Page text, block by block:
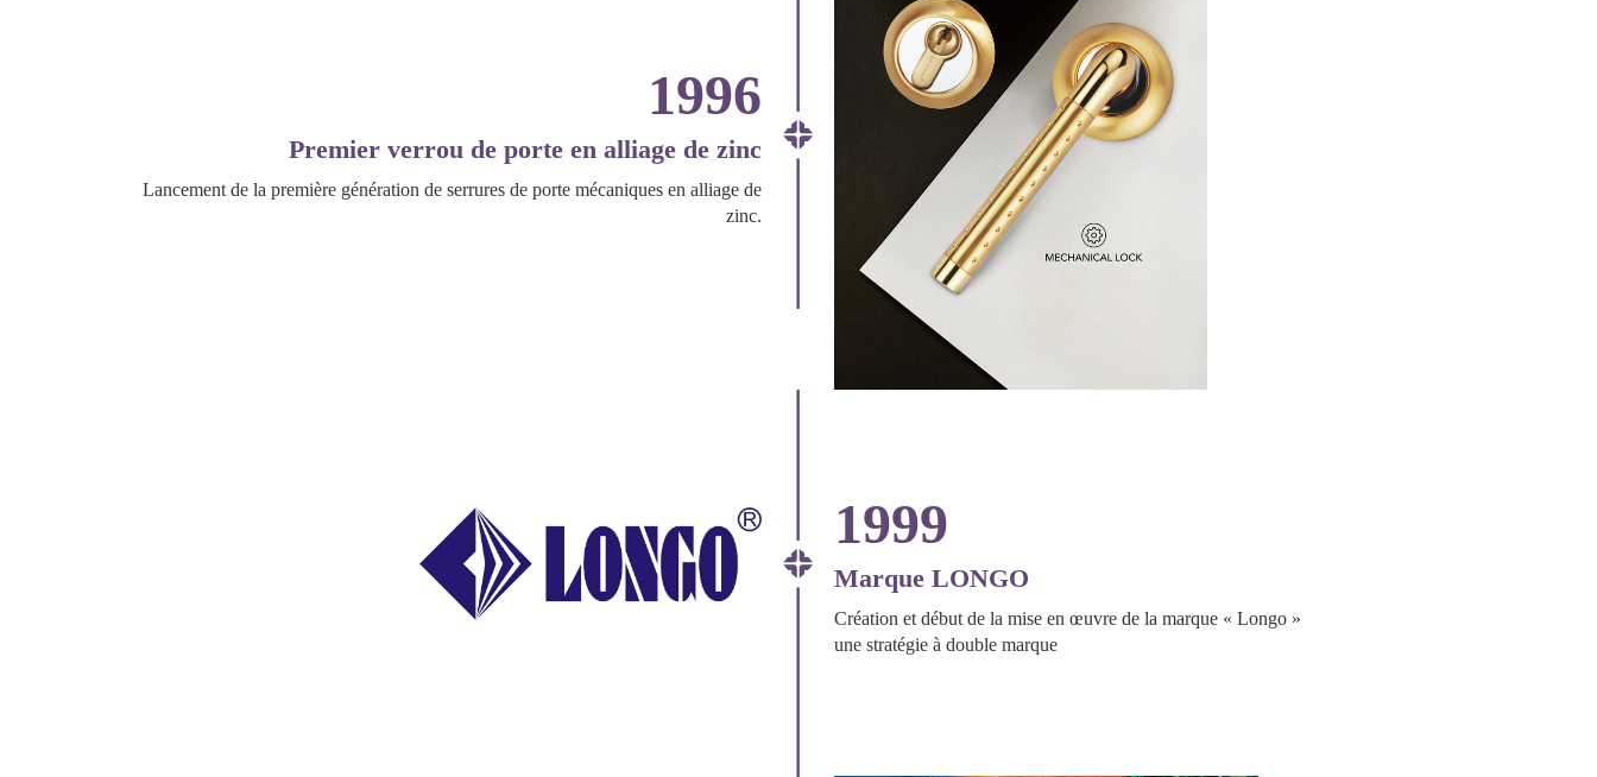
1996
Premier verrou de porte en alliage de zinc
Lancement de la première génération de serrures de porte mécaniques en alliage de
zinc.
1999
Marque LONGO
Création et début de la mise en œuvre de la marque « Longo »
une stratégie à double marque